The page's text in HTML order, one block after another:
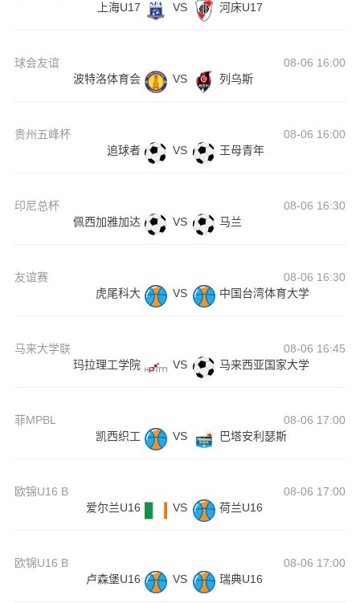
上海U17
VS 河床U17
球会友谊
08-06 16:00
波特洛体育会
VS 列乌斯
贵州五峰杯
08-06 16:00
追球者
VS 王母青年
印尼总杯
08-06 16:30
佩西加雅加达
VS 马兰
友谊赛
08-06 16:30
虎尾科大
VS 中国台湾体育大学
马来大学联
08-06 16:45
玛拉理工学院
VS 马来西亚国家大学
菲MPBL
08-06 17:00
凯西织工
VS 巴塔安利瑟斯
欧锦U16 B
08-06 17:00
爱尔兰U16
VS 荷兰U16
欧锦U16 B
08-06 17:00
卢森堡U16
VS 瑞典U16